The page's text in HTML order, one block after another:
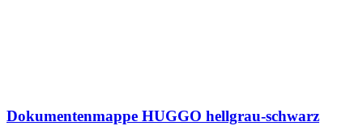
Dokumentenmappe HUGGO hellgrau-schwarz